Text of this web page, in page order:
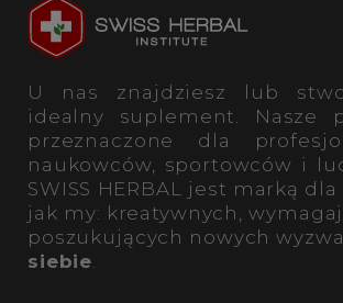
U nas znajdziesz lub
idealny suplement. Nasze
przeznaczone dla
naukowców, sportowców i
SWISS HERBAL jest marką
jak my: kreatywnych,
poszukujących nowych
siebie